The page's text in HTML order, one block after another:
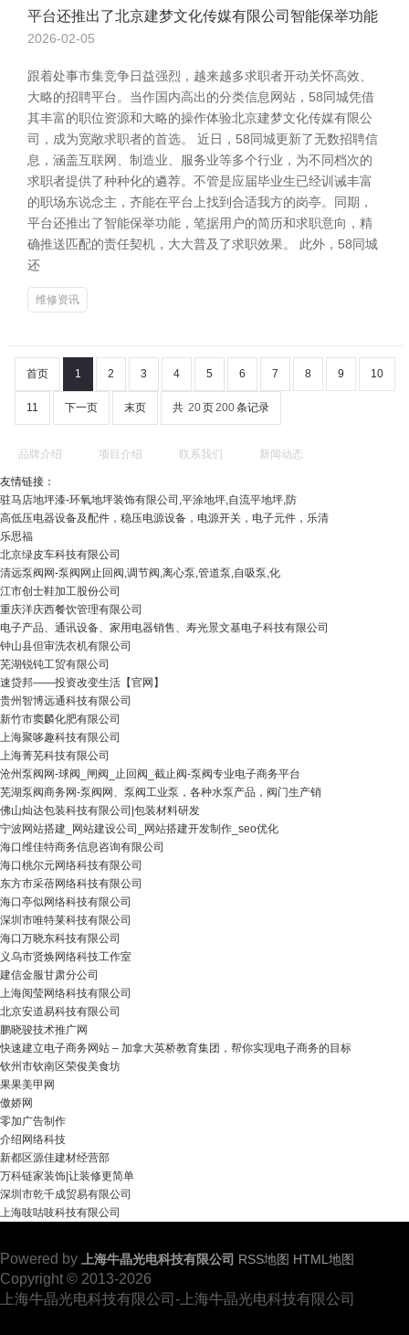
平台还推出了北京建梦文化传媒有限公司智能保举功能
2026-02-05
跟着处事市集竞争日益强烈，越来越多求职者开动关怀高效、
大略的招聘平台。当作国内高出的分类信息网站，58同城凭借
其丰富的职位资源和大略的操作体验北京建梦文化传媒有限公
司，成为宽敞求职者的首选。 近日，58同城更新了无数招聘信
息，涵盖互联网、制造业、服务业等多个行业，为不同档次的
求职者提供了种种化的遴荐。不管是应届毕业生已经训诫丰富
的职场东说念主，齐能在平台上找到合适我方的岗亭。同期，
平台还推出了智能保举功能，笔据用户的简历和求职意向，精
确推送匹配的责任契机，大大普及了求职效果。 此外，58同城
还
维修资讯
首页 1 2 3 4 5 6 7 8 9 10
11 下一页 末页 共 20页200条记录
品牌介绍 项目介绍 联系我们 新闻动态
友情链接：
驻马店地坪漆-环氧地坪装饰有限公司,平涂地坪,自流平地坪,防
高低压电器设备及配件，稳压电源设备，电源开关，电子元件，乐清
乐思福
北京绿皮车科技有限公司
清远泵阀网-泵阀网止回阀,调节阀,离心泵,管道泵,自吸泵,化
江市创士鞋加工股份公司
重庆洋庆西餐饮管理有限公司
电子产品、通讯设备、家用电器销售、寿光景文基电子科技有限公司
钟山县但审洗衣机有限公司
芜湖锐钝工贸有限公司
速贷邦——投资改变生活【官网】
贵州智博远通科技有限公司
新竹市窦麟化肥有限公司
上海聚哆趣科技有限公司
上海菁芜科技有限公司
沧州泵阀网-球阀_闸阀_止回阀_截止阀-泵阀专业电子商务平台
芜湖泵阀商务网-泵阀网、泵阀工业泵，各种水泵产品，阀门生产销
佛山灿达包装科技有限公司|包装材料研发
宁波网站搭建_网站建设公司_网站搭建开发制作_seo优化
海口维佳特商务信息咨询有限公司
海口桃尔元网络科技有限公司
东方市采蓓网络科技有限公司
海口亭似网络科技有限公司
深圳市唯特莱科技有限公司
海口万晓东科技有限公司
义乌市贤焕网络科技工作室
建信金服甘肃分公司
上海阅莹网络科技有限公司
北京安道易科技有限公司
鹏晓骏技术推广网
快速建立电子商务网站 – 加拿大英桥教育集团，帮你实现电子商务的目标
钦州市钦南区荣俊美食坊
果果美甲网
傲娇网
零加广告制作
介绍网络科技
新都区源佳建材经营部
万科链家装饰|让装修更简单
深圳市乾千成贸易有限公司
上海吱咕吱科技有限公司
Powered by 上海牛晶光电科技有限公司 RSS地图 HTML地图
Copyright © 2013-2026
上海牛晶光电科技有限公司-上海牛晶光电科技有限公司